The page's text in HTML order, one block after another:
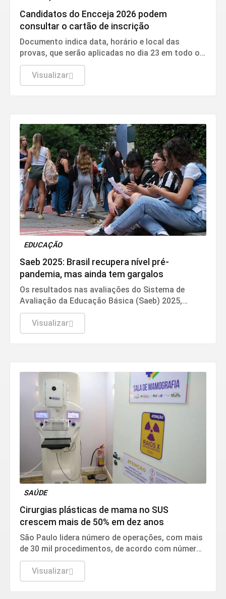
Candidatos do Encceja 2026 podem
consultar o cartão de inscrição
Documento indica data, horário e local das
provas, que serão aplicadas no dia 23 em todo o
país.
Visualizar
EDUCAÇÃO
Saeb 2025: Brasil recupera nível pré-
pandemia, mas ainda tem gargalos
Os resultados nas avaliações do Sistema de
Avaliação da Educação Básica (Saeb) 2025,
divulgados nesta quarta-feira (5) pelo Ministério
da Educação (MEC), em Brasília, mostram que,
apesar da consistente melhora dos indicadores
Visualizar
SAÚDE
Cirurgias plásticas de mama no SUS
crescem mais de 50% em dez anos
São Paulo lidera número de operações, com mais
de 30 mil procedimentos, de acordo com números
da Sociedade Brasileira de Cirurgia Plástica.
Visualizar